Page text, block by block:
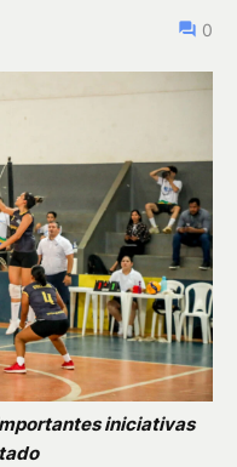
0
iniciativas